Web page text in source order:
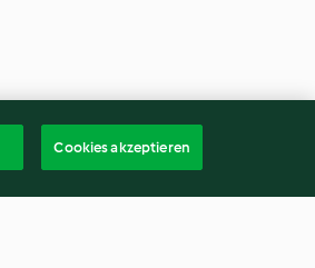
Cookies akzeptieren